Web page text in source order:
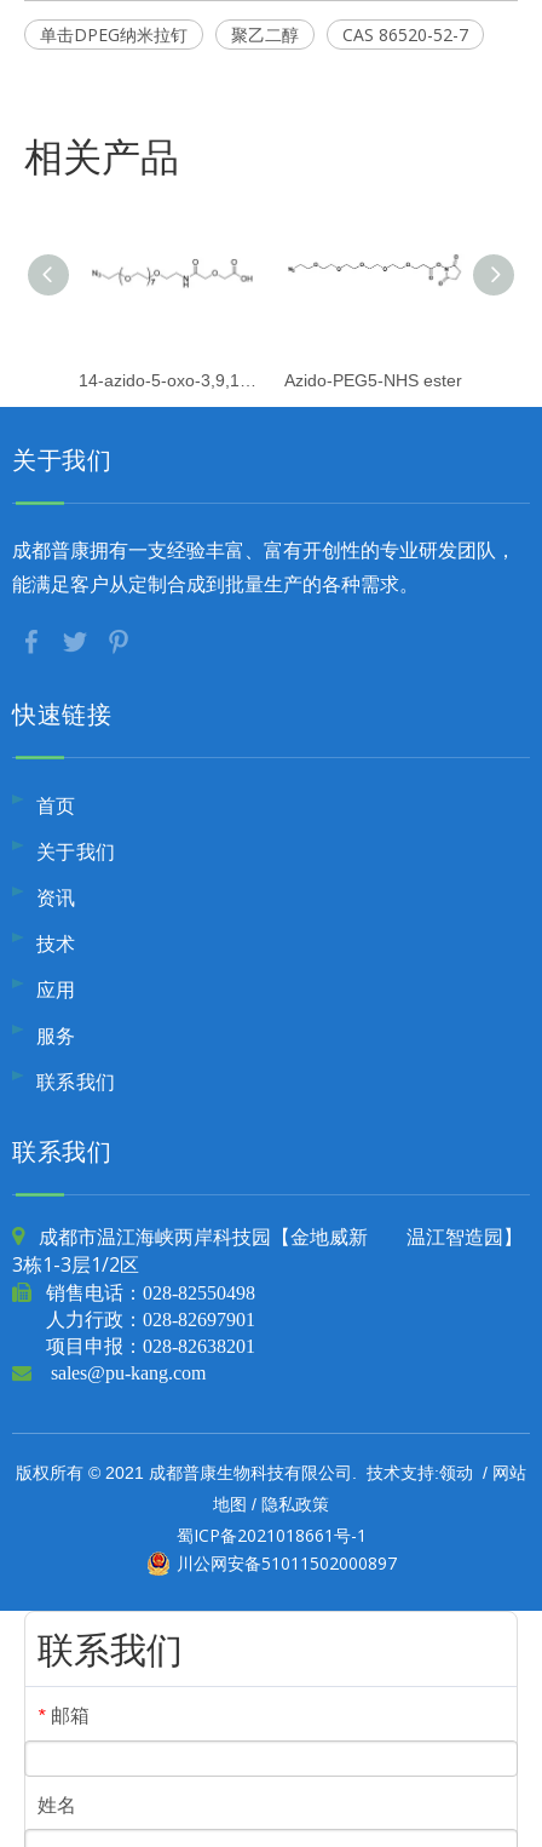
单击DPEG纳米拉钉 聚乙二醇 CAS 86520-52-7
相关产品
Azido-PEG5-NHS ester
关于我们
成都普康拥有一支经验丰富、富有开创性的专业研发团队，
能满足客户从定制合成到批量生产的各种需求。
快速链接
首页
关于我们
资讯
技术
应用
服务
联系我们
联系我们

成都市温江海峡两岸科技园【金地威新 温江智造园】
3栋1-3层1/2区
 销售电话： 028-82550498
人力行政：028-82697901
项目申报：028-82638201
 sales@pu-kang.com
版权所有 © 2021 成都普康生物科技有限公司. 技术支持:领动 / 网站
地图 / 隐私政策
蜀ICP备2021018661号-1
川公网安备51011502000897
联系我们
* 邮箱
姓名